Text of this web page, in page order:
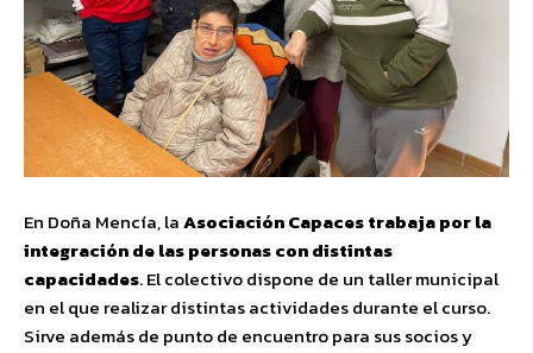
En Doña Mencía, laAsociación Capacestrabajapor la
integración de las personas con distintas
capacidades. El colectivo dispone de un taller municipal
en el que realizar distintas actividades durante el curso.
Sirve además de punto de encuentro para sus socios y